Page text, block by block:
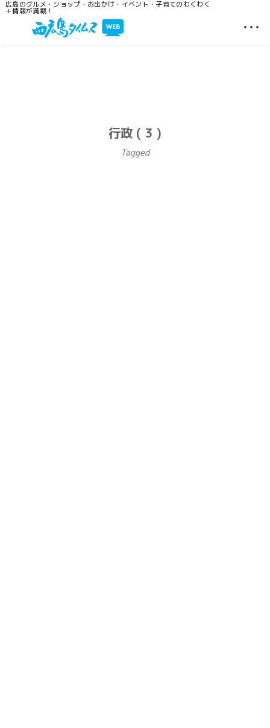
広島のグルメ・ショップ・お出かけ・イベント・子育てのわくわく
＋情報が満載！
…
行政 ( 3 )
Tagged